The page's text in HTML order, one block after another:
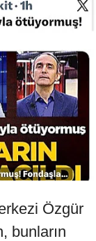
Özgür
bunların